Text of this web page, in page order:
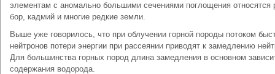
элементам с аномально большими сечениями поглощения относятся
бор, кадмий и многие редкие земли.
Выше уже говорилось, что при облучении горной породы потоком
нейтронов потери энергии при рассеянии приводят к замедлению
Для большинства горных пород длина замедления в основном
содержания водорода.